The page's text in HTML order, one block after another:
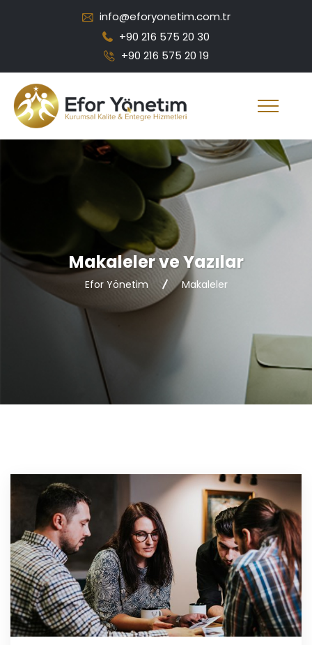
info@eforyonetim.com.tr
+90 216 575 20 30
+90 216 575 20 19
Makaleler ve Yazılar
Efor Yönetim Makaleler